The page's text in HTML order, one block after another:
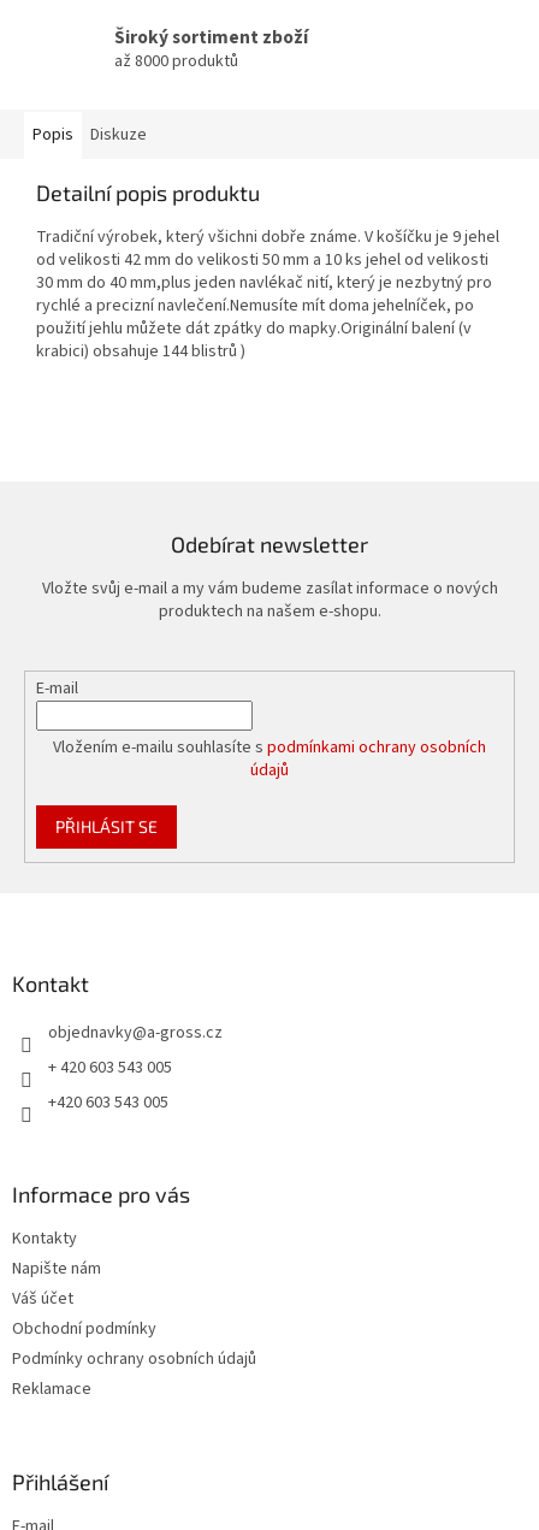
Široký sortiment zboží
až 8000 produktů
Popis Diskuze
Detailní popis produktu
Tradiční výrobek, který všichni dobře známe. V košíčku je 9 jehel
od velikosti 42 mm do velikosti 50 mm a 10 ks jehel od velikosti
30 mm do 40 mm,plus jeden navlékač nití, který je nezbytný pro
rychlé a precizní navlečení.Nemusíte mít doma jehelníček, po
použití jehlu můžete dát zpátky do mapky.Originální balení (v
krabici) obsahuje 144 blistrů )
Odebírat newsletter
Vložte svůj e-mail a my vám budeme zasílat informace o nových
produktech na našem e-shopu.
E-mail
Vložením e-mailu souhlasíte s podmínkami ochrany osobních
údajů
PŘIHLÁSIT SE
Kontakt
objednavky@a-gross.cz
+ 420 603 543 005
+420 603 543 005
Informace pro vás
Kontakty
Napište nám
Váš účet
Obchodní podmínky
Podmínky ochrany osobních údajů
Reklamace
Přihlášení